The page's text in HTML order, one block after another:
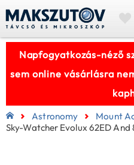
Napfogyatkozás-néző
sem online vásárlásra
Astronomy Mount
Sky-Watcher Evolux 62ED And